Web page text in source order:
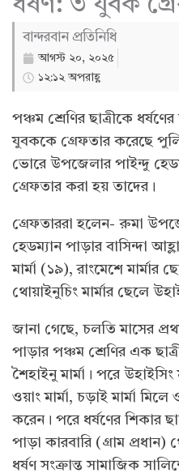
ধর্ষণ: ৩ যুবক
বান্দরবান প্রতিনিধি
আগস্ট ২০, ২০২৫
১২:১২ অপরাহ্ণ
পঞ্চম শ্রেণির ছাত্রীকে
যুবককে গ্রেফতার করেছে
ভোরে উপজেলার পাইন্দু
গ্রেফতার করা হয় তাদের।
গ্রেফতাররা হলেন- রুমা
হেডম্যান পাড়ার বাসিন্দা
মার্মা (১৯), রাংমেশে মার্মার
থোয়াইনুচিং মার্মার ছেলে
জানা গেছে, চলতি মাসের
পাড়ার পঞ্চম শ্রেণির এক
শৈহাইনু মার্মা। পরে উহাইসিং
ওয়াং মার্মা, চড়াই মার্মা
করেন। পরে ধর্ষণের শিকার
পাড়া কারবারি (গ্রাম প্রধান)
ধর্ষণ সংক্রান্ত সামাজিক